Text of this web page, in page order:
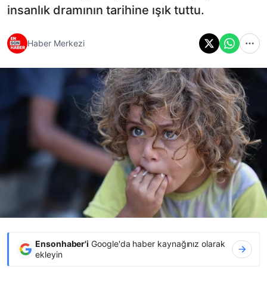
insanlık dramının tarihine ışık tuttu.
Haber Merkezi
Ensonhaber'i Google'da haber kaynağınız olarak
ekleyin